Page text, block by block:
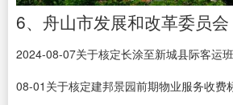
6、舟山市发展和改革委员
2024-08-07关于核定长涂至新城县际客运
08-01关于核定建邦景园前期物业服务收费